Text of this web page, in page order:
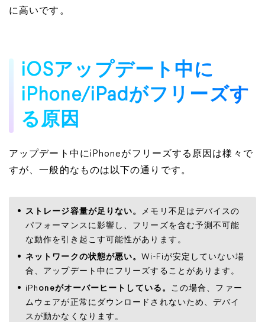
に高いです。
iOSアップデート中に
iPhone/iPadがフリーズす
る原因
アップデート中にiPhoneがフリーズする原因は様々で
すが、一般的なものは以下の通りです。
ストレージ容量が足りない。 メモリ不足はデバイスの
パフォーマンスに影響し、フリーズを含む予測不可能
な動作を引き起こす可能性があります。
ネットワークの状態が悪い。Wi-Fiが安定していない場
合、アップデート中にフリーズすることがあります。
iPh oneがオーバーヒートしている。 この場合、ファー
ムウェアが正常にダウンロードされないため、デバイ
スが動かなくなります。